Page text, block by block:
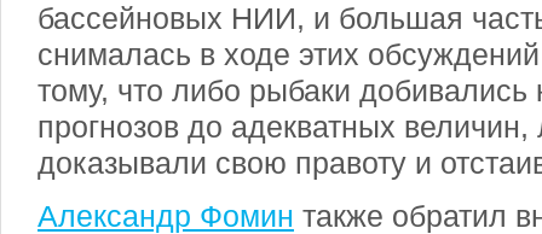
бассейновых НИИ, и большая
снималась в ходе этих
тому, что либо рыбаки добивались
прогнозов до адекватных
доказывали свою правоту и
Александр Фомин также обратил